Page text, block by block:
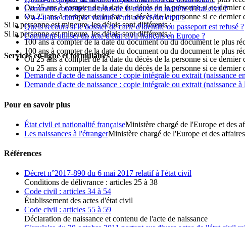
Ou 25 ans à compter de la date du décès de la personne si ce dernier
Si la personne est mineure, les délais sont différents :
100 ans à compter de la date du document ou du document le plus
Ou 25 ans à compter de la date du décès de la personne si ce dernier
Ou 25 ans à compter de la date du décès de la personne si ce dernier
Si la personne est mineure, les délais sont différents :
100 ans à compter de la date du document ou du document le plus
Ou 25 ans à compter de la date du décès de la personne si ce dernier
Comment contester un refus de la mairie en matière d'état civil ?
Y a-t-il une durée de validité d'un acte d'état civil ?
Quels recours si le dossier de carte d'identité ou passeport est refusé ?
Comment utiliser un acte d'état civil français en Europe ?
Services en ligne et formulaires
Demande d'acte de naissance : copie intégrale ou extrait
Demande d'acte de naissance : copie intégrale ou extrait (naissance
Pour en savoir plus
État civil et nationalité françaiseMinistère chargé de l'Europe et des
Les naissances à l'étrangerMinistère chargé de l'Europe et des
Références
Décret n°2017-890 du 6 mai 2017 relatif à l'état civil
Conditions de délivrance : articles 25 à 38
Code civil : articles 34 à 54
Établissement des actes d'état civil
Code civil : articles 55 à 59
Déclaration de naissance et contenu de l'acte de naissance